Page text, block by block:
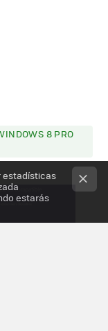
8 PRO
estadísticas
estarás